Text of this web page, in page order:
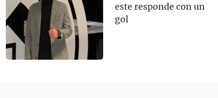
este responde con un
gol